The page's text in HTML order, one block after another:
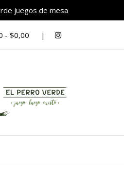
juegos de mesa
- $0,00